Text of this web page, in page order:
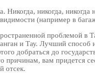
Никогда, никогда, никогда
(например в
проблемой в
и Тау. Лучший способ
добраться до
причинам, вам придется
отсек.